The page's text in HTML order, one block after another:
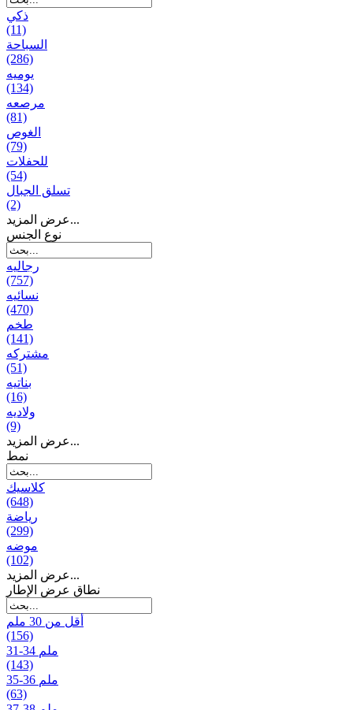
ذكي
(11)
السباحة
(286)
يومیه
(134)
مرصعه
(81)
الغوص
(79)
للحفلات
(54)
تسلق الجبال
(2)
عرض المزيد...
نوع الجنس
رجالیه
(757)
نسائیه
(470)
طخم
(141)
مشتركه
(51)
بناتیه
(16)
ولادیه
(9)
عرض المزيد...
نمط
كلاسيك
(648)
رياضة
(299)
موضه
(102)
عرض المزيد...
نطاق عرض الإطار
أقل من 30 ملم
(156)
31-34 ملم
(143)
35-36 ملم
(63)